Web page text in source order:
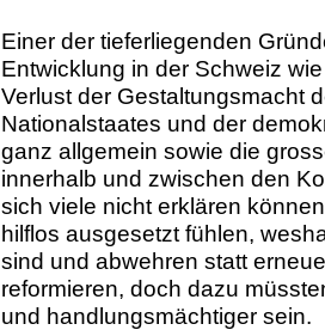
Einer der tieferliegenden
Entwicklung in der Schweiz
Verlust der Gestaltungsmacht
Nationalstaates und der
ganz allgemein sowie die
innerhalb und zwischen den
sich viele nicht erklären
hilflos ausgesetzt fühlen,
sind und abwehren statt
reformieren, doch dazu
und handlungsmächtiger sein.